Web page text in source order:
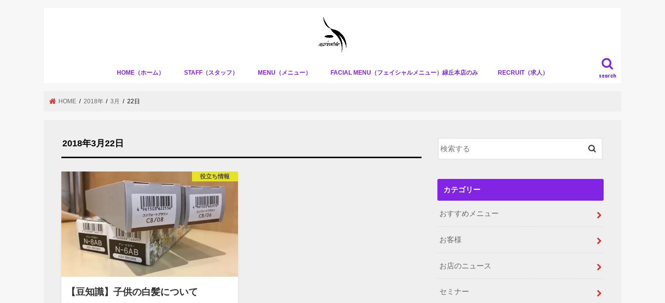
search
HOME（ホーム） STAFF（スタッフ） MENU（メニュー） FACIAL MENU（フェイシャルメニュー）緑丘本店のみ RECRUIT（求人）
HOME 2018年 3月 22日
2018年3月22日
役立ち情報
【豆知識】子供の白髪について
カテゴリー
おすすめメニュー
お客様
お店のニュース
セミナー